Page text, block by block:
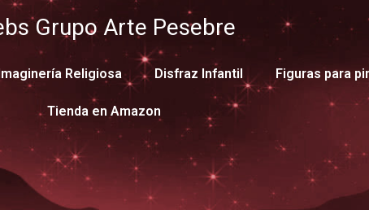
Grupo Arte Pesebre
Religiosa Disfraz Infantil Figuras para
Tienda en Amazon